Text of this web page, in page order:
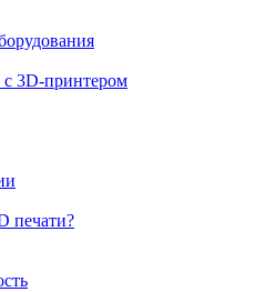
с 3D-принтером
печати?